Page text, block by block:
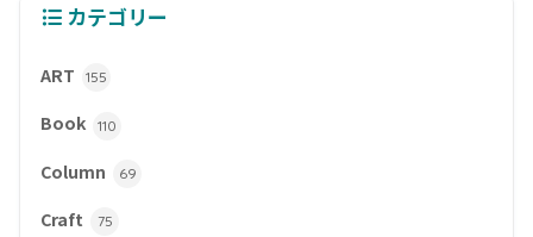
カテゴリー
ART 155
Book 110
Column 69
Craft 75